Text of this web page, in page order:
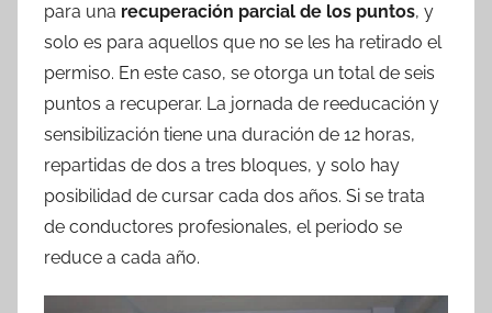
para una recuperación parcial de los puntos, y
solo es para aquellos que no se les ha retirado el
permiso. En este caso, se otorga un total de seis
puntos a recuperar. La jornada de reeducación y
sensibilización tiene una duración de 12 horas,
repartidas de dos a tres bloques, y solo hay
posibilidad de cursar cada dos años. Si se trata
de conductores profesionales, el periodo se
reduce a cada año.